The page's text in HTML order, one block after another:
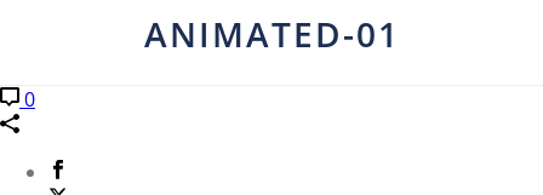
ANIMATED-01
0